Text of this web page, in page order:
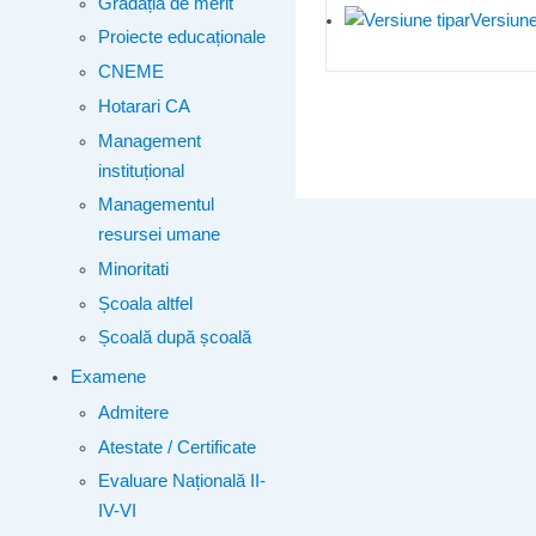
Proiecte educaționale
CNEME
Hotarari CA
Management
instituțional
Managementul
resursei umane
Minoritati
Școala altfel
Școală după școală
Examene
Admitere
Atestate / Certificate
Evaluare Națională II-
IV-VI